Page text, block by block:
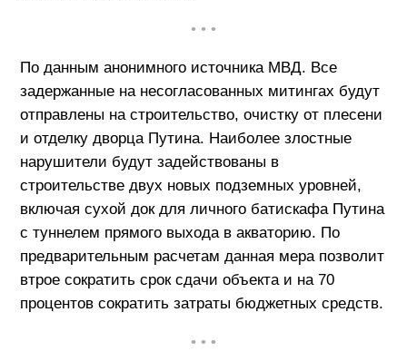
• • •
По данным анонимного источника МВД. Все
задержанные на несогласованных митингах будут
отправлены на строительство, очистку от плесени
и отделку дворца Путина. Наиболее злостные
нарушители будут задействованы в
строительстве двух новых подземных уровней,
включая сухой док для личного батискафа Путина
с туннелем прямого выхода в акваторию. По
предварительным расчетам данная мера позволит
втрое сократить срок сдачи объекта и на 70
процентов сократить затраты бюджетных средств.
• • •